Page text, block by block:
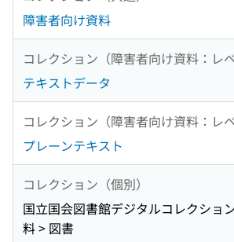
障害者向け資料
コレクション（障害者向け資料：レベ
テキストデータ
コレクション（障害者向け資料：レベ
プレーンテキスト
コレクション（個別）
国立国会図書館デジタルコレクショ
料 > 図書